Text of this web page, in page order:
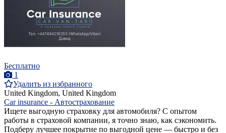
Бесплатно
1
Удалить из избранного
United Kingdom, United Kingdom
Car insurance - Автострахование
Ищете выгодную страховку для автомобиля? С опытом
работы в страховой компании, я точно знаю, как сэкономить.
Подберу лучшее покрытие по выгодной цене — быстро и без